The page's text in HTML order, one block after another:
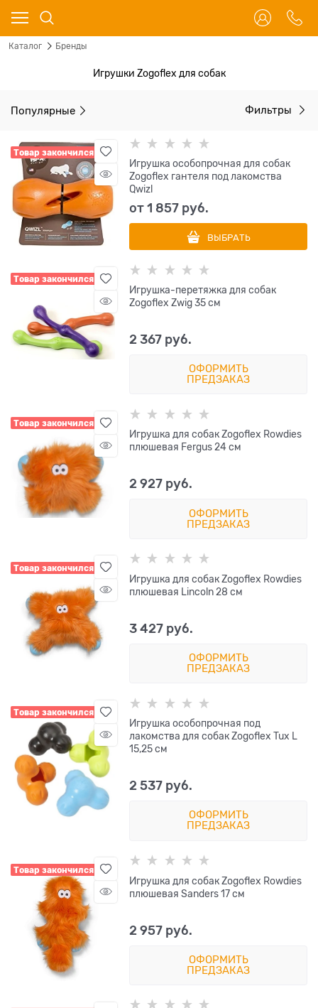
Каталог Бренды
Игрушки Zogoflex для собак
Популярные Фильтры
Товар закончился
Игрушка особопрочная для собак
Zogoflex гантеля под лакомства
Qwizl
от1 857 руб.
ВЫБРАТЬ
Товар закончился
Игрушка-перетяжка для собак
Zogoflex Zwig 35 см
2 367 руб.
ОФОРМИТЬ
ПРЕДЗАКАЗ
Товар закончился
Игрушка для собак Zogoflex Rowdies
плюшевая Fergus 24 см
2 927 руб.
ОФОРМИТЬ
ПРЕДЗАКАЗ
Товар закончился
Игрушка для собак Zogoflex Rowdies
плюшевая Lincoln 28 см
3 427 руб.
ОФОРМИТЬ
ПРЕДЗАКАЗ
Товар закончился
Игрушка особопрочная под
лакомства для собак Zogoflex Tux L
15,25 см
2 537 руб.
ОФОРМИТЬ
ПРЕДЗАКАЗ
Товар закончился
Игрушка для собак Zogoflex Rowdies
плюшевая Sanders 17 см
2 957 руб.
ОФОРМИТЬ
ПРЕДЗАКАЗ